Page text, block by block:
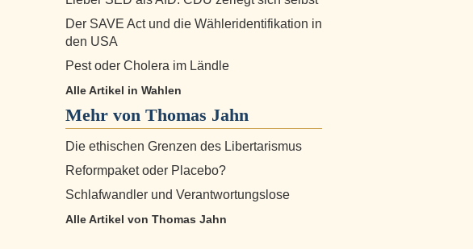
Der SAVE Act und die Wähleridentifikation in
den USA
Pest oder Cholera im Ländle
Alle Artikel in Wahlen
Mehr von Thomas Jahn
Die ethischen Grenzen des Libertarismus
Reformpaket oder Placebo?
Schlafwandler und Verantwortungslose
Alle Artikel von Thomas Jahn